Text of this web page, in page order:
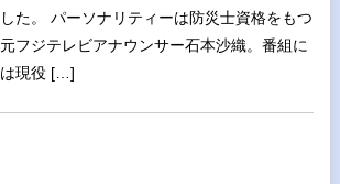
した。 パーソナリティーは防災士資格をもつ
元フジテレビアナウンサー石本沙織。番組に
は現役 […]